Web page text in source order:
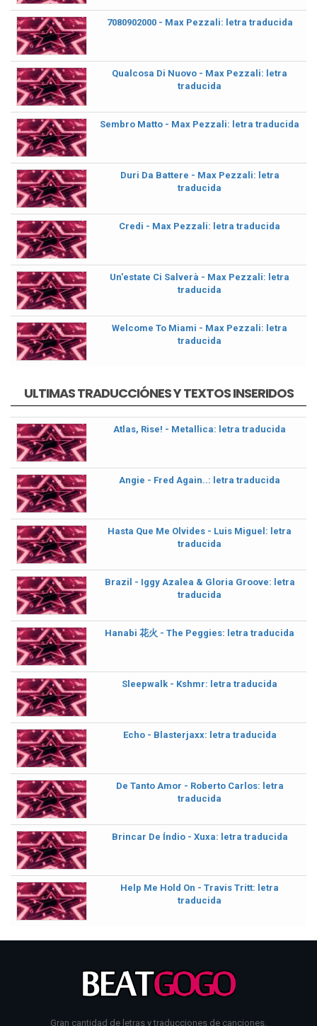
7080902000 - Max Pezzali: letra traducida
Qualcosa Di Nuovo - Max Pezzali: letra
traducida
Sembro Matto - Max Pezzali: letra traducida
Duri Da Battere - Max Pezzali: letra
traducida
Credi - Max Pezzali: letra traducida
Un'estate Ci Salverà - Max Pezzali: letra
traducida
Welcome To Miami - Max Pezzali: letra
traducida
ULTIMAS TRADUCCIÓNES Y TEXTOS INSERIDOS
Atlas, Rise! - Metallica: letra traducida
Angie - Fred Again..: letra traducida
Hasta Que Me Olvides - Luis Miguel: letra
traducida
Brazil - Iggy Azalea & Gloria Groove: letra
traducida
Hanabi 花火 - The Peggies: letra traducida
Sleepwalk - Kshmr: letra traducida
Echo - Blasterjaxx: letra traducida
De Tanto Amor - Roberto Carlos: letra
traducida
Brincar De Índio - Xuxa: letra traducida
Help Me Hold On - Travis Tritt: letra
traducida
Gran cantidad de letras y traducciones de canciones.